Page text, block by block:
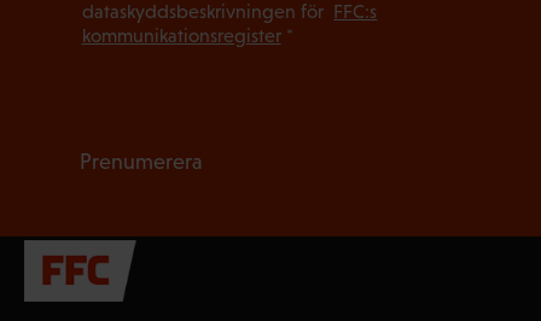
dataskyddsbeskrivningen för FFC:s
kommunikationsregister*
Prenumerera